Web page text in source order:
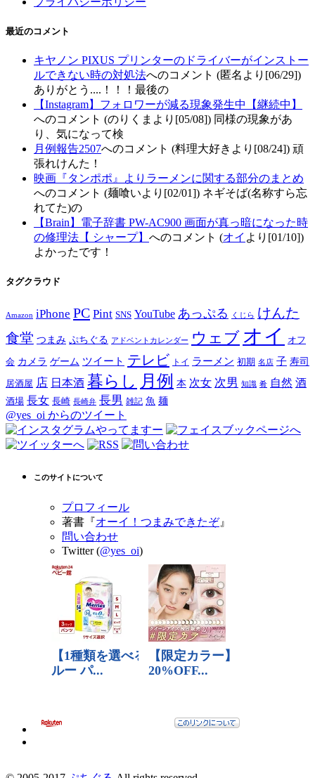
最近のコメント
キヤノン PIXUS プリンターのドライバーがインストー
ルできない時の対処法へのコメント (匿名より[06/29])
ありがとう....！！！最後の
【Instagram】フォロワーが減る現象発生中【継続中】
へのコメント (のりくまより[05/08]) 同様の現象があ
り、気になって検
月例報告2507へのコメント (料理大好きより[08/24]) 頑
張れけんた！
映画『タンポポ』よりラーメンに関する部分のまとめ
へのコメント (麺喰いより[02/01]) ネギそば(名称すら忘
れてた)の
【Brain】電子辞書 PW-AC900 画面が真っ暗になった時
の修理法【 シャープ】 へのコメント (オイ より[01/10])
よかったです！
タグクラウド
Amazon iPhone PC Pint SNS YouTube あっぷる くじら けんた
食堂 つまみ ぷちぐる アドベントカレンダー ウェブ オイ オフ
会 カメラ ゲーム ツイート テレビ トイ ラーメン 初期 名店 子 寿司
居酒屋 店 日本酒 暮らし 月例 本 次女 次男 知識 肴 自然 酒
酒場 長女 長崎 長崎弁 長男 雑記 魚 麺
@yes_oi からのツイート
このサイトについて
プロフィール
著書『オーイ！つまみできたぞ』
問い合わせ
Twitter (@yes_oi)